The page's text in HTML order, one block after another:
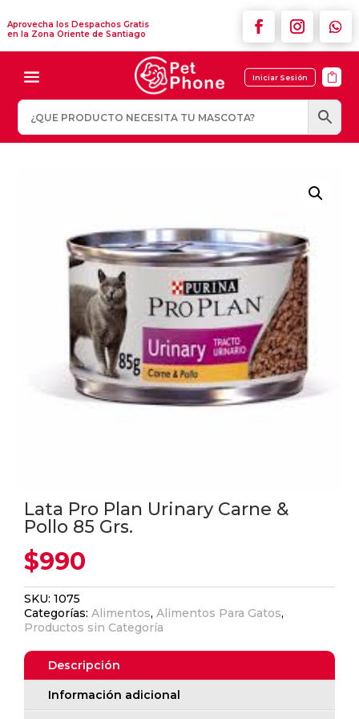
Aprovecha los Despachos Gratis
en la Zona Oriente de Santiago
Iniciar Sesión 
Lata Pro Plan Urinary Carne &
Pollo 85 Grs.
$990
SKU:1075
Categorías:Alimentos,Alimentos Para Gatos,
Productos sin Categoría
Descripción
Información adicional